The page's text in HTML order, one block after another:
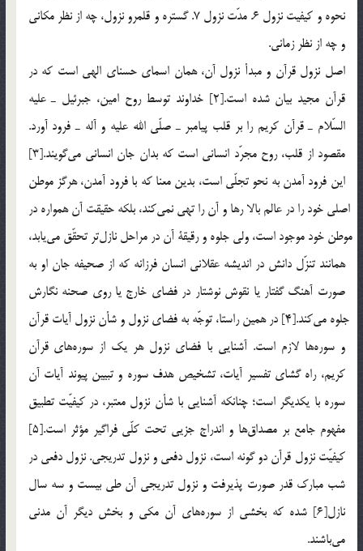
نحوه و كيفيت نزول 6. مدّت نزول 7. گستره و قلمرو نزول، چه از نظر مكاني
و چه از نظر زماني.
اصل نزول قرآن و مبدأ نزول آن، همان اسماي حسناي الهي است كه در
قرآن مجيد بيان شده است.[2] خداوند توسط روح امين، جبرئيل ـ عليه
السّلام ـ قرآن كريم را بر قلب پيامبر ـ صلّي الله عليه و آله ـ فرود آورد.
مقصود از قلب، روح مجرّد انساني است كه بدان جان انساني مي‎گويند.[3]
اين فرود آمدن به نحو تجلّي است، بدين معنا كه با فرود آمدن، هرگز موطن
اصلي خود را در عالم بالا رها و آن را تهي نمي‎كند، بلكه حقيقت آن همواره در
موطن خود موجود است، ولي جلوه و رقيقة آن در مراحل نازل‎تر تحقّق مي‎يابد،
همانند تنزّل دانش در انديشه عقلاني انسان فرزانه كه از صحيفه جان او به
صورت آهنگ گفتار يا نقوش نوشتار در فضاي خارج يا روي صحنه نگارش
جلوه مي‎كند.[4] در همين راستا، توجّه به فضاي نزول و شأن نزول آيات قرآن
و سوره‎ها لازم است. آشنايي با فضاي نزول هر يك از سوره‎هاي قرآن
كريم، راه گشاي تفسير آيات، تشخيص هدف سوره و تبيين پيوند آيات آن
سوره با يكديگر است؛ چنانكه آشنايي با شأن نزول معتبر، در كيفيّت تطبيق
مفهوم جامع بر مصداق‎ها و اندراج جزيي تحت كلّي فراگير مؤثر است.[5]
كيفيّت نزول قرآن دو گونه است، نزول دفعي و نزول تدريجي. نزول دفعي در
شب مبارك قدر صورت پذيرفت و نزول تدريجي آن طي بيست و سه سال
نازل[6] شده كه بخشي از سوره‎هاي آن مكي و بخش ديگر آن مدني
مي‎باشند.